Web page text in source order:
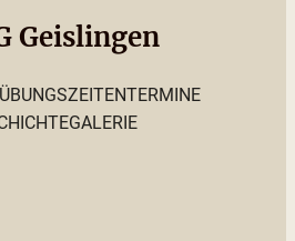
Geislingen
ÜBUNGSZEITENTERMINE
GALERIE